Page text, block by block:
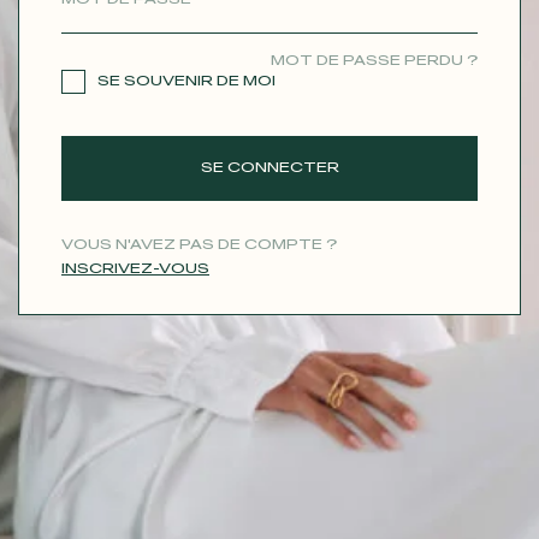
MOT DE PASSE PERDU ?
SE SOUVENIR DE MOI
SE CONNECTER
VOUS N'AVEZ PAS DE COMPTE ?
INSCRIVEZ-VOUS